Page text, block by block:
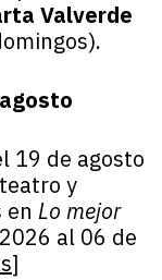
Valverde
19 de agosto
y
en Lo mejor
al 06 de
]